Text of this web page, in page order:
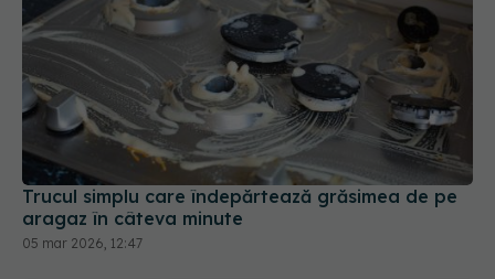
Trucul simplu care îndepărtează grăsimea de pe
aragaz în câteva minute
05 mar 2026, 12:47